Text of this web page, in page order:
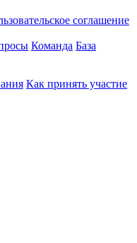
соглашение
Команда База
Как принять участие